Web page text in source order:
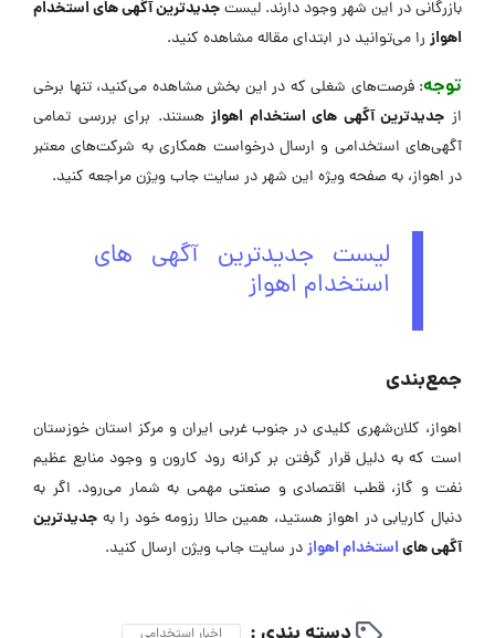
بازرگانی در این شهر وجود دارند. لیستجدیدترین آگهی های استخدام
اهواز را می‌توانید در ابتدای مقاله مشاهده کنید.
توجه: فرصت‌های شغلی که در این بخش مشاهده می‌کنید، تنها برخی
از جدیدترین آگهی های استخدام اهوازهستند. برای بررسی تمامی
آگهی‌های استخدامی و ارسال درخواست همکاری به شرکت‌های معتبر
در اهواز، به صفحه ویژه این شهر در ‌سایت جاب ویژن مراجعه کنید.
لیست جدیدترین آگهی های
استخدام اهواز
جمع‌بندی
اهواز، کلان‌شهری کلیدی در جنوب غربی ایران و مرکز استان خوزستان
است که به دلیل قرار گرفتن بر کرانه رود کارون و وجود منابع عظیم
نفت و گاز، قطب اقتصادی و صنعتی مهمی به شمار می‌رود. اگر به
دنبال کاریابی در اهواز هستید، همین حالا رزومه‌ خود را به جدیدترین
آگهی ‌هایاستخدام اهوازدر سایت جاب ویژن ارسال کنید.